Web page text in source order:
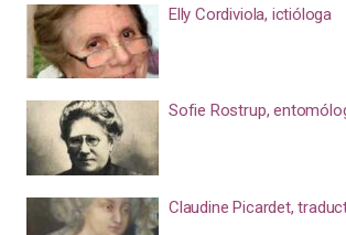
Elly Cordiviola, ictióloga
Sofie Rostrup,
Claudine Picardet,